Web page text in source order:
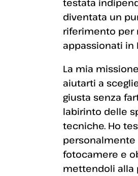
testata
diventata un
riferimento per
appassionati in
La mia
aiutarti a
giusta senza
labirinto delle
tecniche. Ho
fotocamere e
mettendoli alla